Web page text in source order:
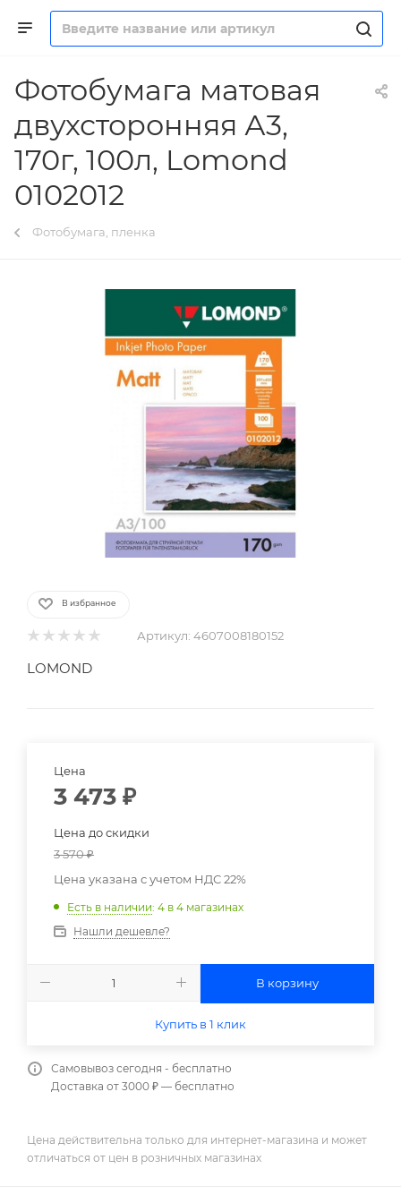
Фотобумага матовая
двухсторонняя А3,
170г, 100л, Lomond
0102012
Фотобумага, пленка
В избранное
Артикул: 4607008180152
LOMOND
Цена
3 473 ₽
Цена до скидки
3 570₽
Цена указана с учетом НДС 22%
Есть в наличии: 4 в 4 магазинах
Нашли дешевле?
В корзину
Купить в 1 клик
Самовывоз сегодня - бесплатно
Доставка от 3000 ₽ — бесплатно
Цена действительна только для интернет-магазина и может
отличаться от цен в розничных магазинах